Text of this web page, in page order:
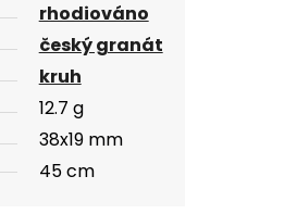
rhodiováno
český granát
kruh
12.7 g
38x19 mm
45 cm